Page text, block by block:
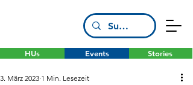
HUs Stories
Events
3. März 2023 1 Min. Lesezeit